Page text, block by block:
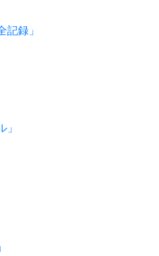
録」